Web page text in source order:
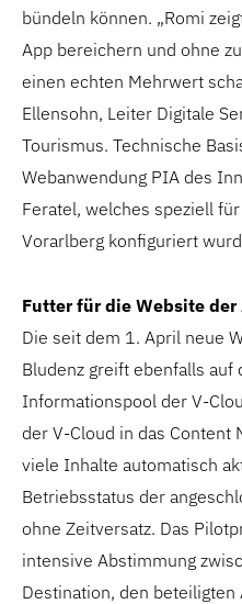
bündeln können. „Romi
App bereichern und ohne
einen echten Mehrwert
Ellensohn, Leiter Digitale
Tourismus. Technische
Webanwendung PIA des
Feratel, welches speziell
Vorarlberg konfiguriert
Futter für die Website
Die seit dem 1. April neue
Bludenz greift ebenfalls auf
Informationspool der V-
der V-Cloud in das Content
viele Inhalte automatisch
Betriebsstatus der
ohne Zeitversatz. Das
intensive Abstimmung
Destination, den